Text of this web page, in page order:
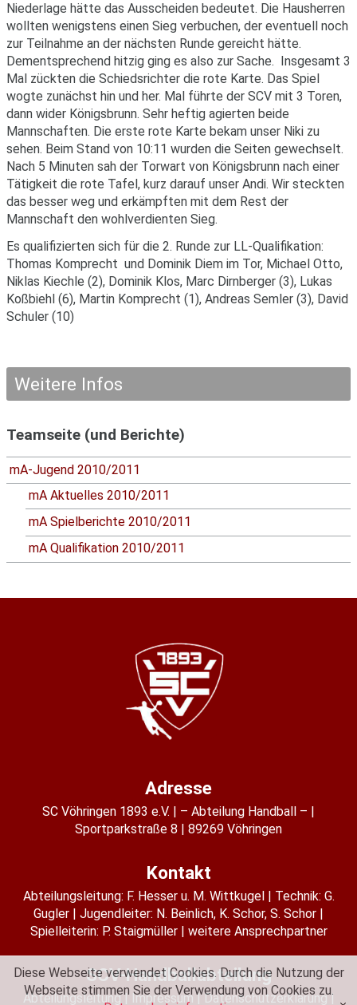
Niederlage hätte das Ausscheiden bedeutet. Die Hausherren
wollten wenigstens einen Sieg verbuchen, der eventuell noch
zur Teilnahme an der nächsten Runde gereicht hätte.
Dementsprechend hitzig ging es also zur Sache. Insgesamt 3
Mal zückten die Schiedsrichter die rote Karte. Das Spiel
wogte zunächst hin und her. Mal führte der SCV mit 3 Toren,
dann wider Königsbrunn. Sehr heftig agierten beide
Mannschaften. Die erste rote Karte bekam unser Niki zu
sehen. Beim Stand von 10:11 wurden die Seiten gewechselt.
Nach 5 Minuten sah der Torwart von Königsbrunn nach einer
Tätigkeit die rote Tafel, kurz darauf unser Andi. Wir steckten
das besser weg und erkämpften mit dem Rest der
Mannschaft den wohlverdienten Sieg.
Es qualifizierten sich für die 2. Runde zur LL-Qualifikation:
Thomas Komprecht und Dominik Diem im Tor, Michael Otto,
Niklas Kiechle (2), Dominik Klos, Marc Dirnberger (3), Lukas
Koßbiehl (6), Martin Komprecht (1), Andreas Semler (3), David
Schuler (10)
Weitere Infos
Teamseite (und Berichte)
mA-Jugend 2010/2011
mA Aktuelles 2010/2011
mA Spielberichte 2010/2011
mA Qualifikation 2010/2011
Adresse
SC Vöhringen 1893 e.V.
– Abteilung Handball –
Sportparkstraße 8
89269 Vöhringen
Kontakt
Abteilungsleitung: F. Hesser u. M. Wittkugel
Technik: G.
Gugler
Jugendleiter: N. Beinlich, K. Schor, S. Schor
Spielleiterin: P. Staigmüller weitere Ansprechpartner
SCV-Handballabteilung
Abteilungsleitung Impressum Datenschutzerklärung
Diese Webseite verwendet Cookies. Durch die Nutzung der
Webseite stimmen Sie der Verwendung von Cookies zu.